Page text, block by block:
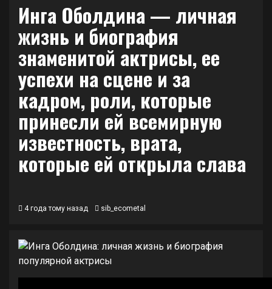
Инга Оболдина — личная
жизнь и биография
знаменитой актрисы, ее
успехи на сцене и за
кадром, роли, которые
принесли ей всемирную
известность, врата,
которые ей открыла слава
4 года тому назад sib_ecometal